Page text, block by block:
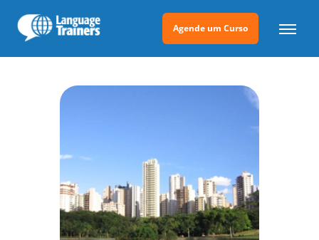
Agende um Curso